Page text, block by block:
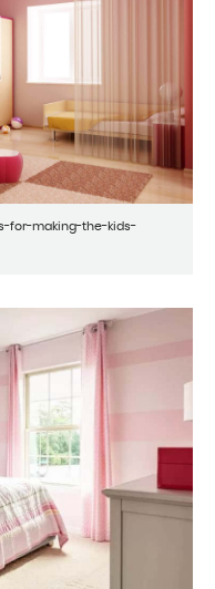
for-making-the-kids-